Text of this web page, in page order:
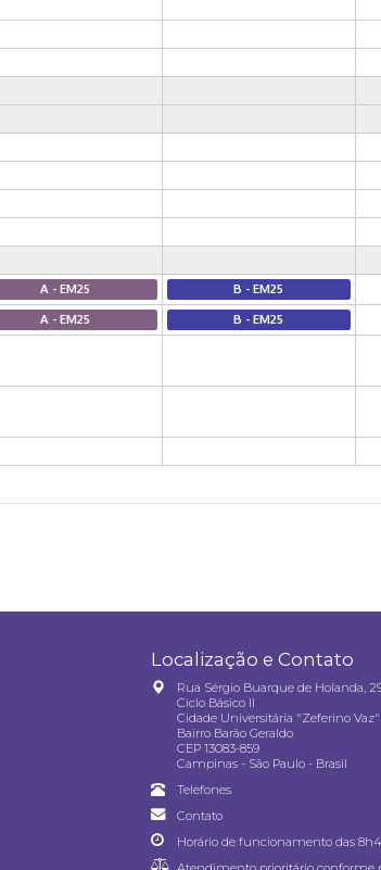
A - EM25 B - EM25
A - EM25 B - EM25
Localização e Contato
Rua Sérgio Buarque de Holanda,
Ciclo Básico II
Cidade Universitária "Zeferino Vaz"
Bairro Barão Geraldo
CEP 13083-859
Campinas - São Paulo - Brasil
Telefones
Contato
Horário de funcionamento das